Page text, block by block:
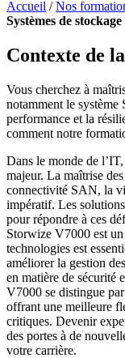
Accueil /Nos
Systèmes de stockage
Contexte de
Vous cherchez à
notamment le système
performance et la
comment notre
Dans le monde de
majeur. La maîtrise
connectivité SAN, la
impératif. Les
pour répondre à ces
Storwize V7000 est
technologies est
améliorer la gestion
en matière de sécurité
V7000 se distingue
offrant une meilleure
critiques. Devenir
des portes à de
votre carrière.